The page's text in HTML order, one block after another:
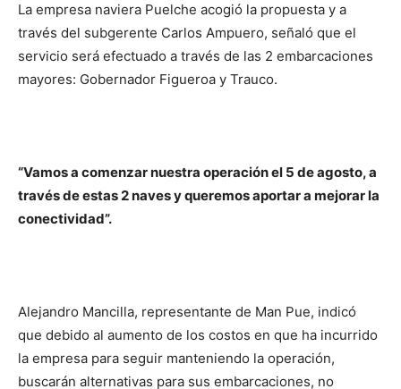
La empresa naviera Puelche acogió la propuesta y a
través del subgerente Carlos Ampuero, señaló que el
servicio será efectuado a través de las 2 embarcaciones
mayores: Gobernador Figueroa y Trauco.
“Vamos a comenzar nuestra operación el 5 de agosto, a
través de estas 2 naves y queremos aportar a mejorar la
conectividad”.
Alejandro Mancilla, representante de Man Pue, indicó
que debido al aumento de los costos en que ha incurrido
la empresa para seguir manteniendo la operación,
buscarán alternativas para sus embarcaciones, no